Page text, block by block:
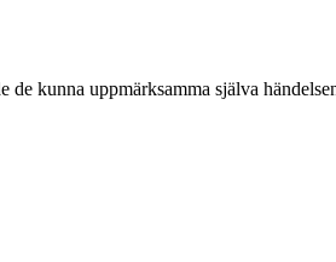
de kunna uppmärksamma själva